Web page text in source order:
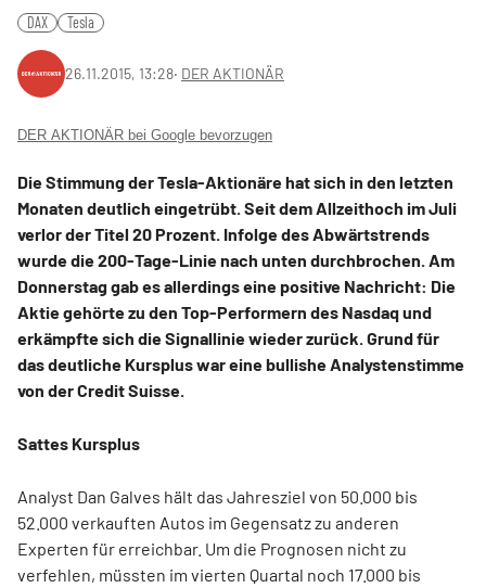
DAX Tesla
26.11.2015, 13:28‧ DER AKTIONÄR
DER AKTIONÄR bei Google bevorzugen
Die Stimmung der Tesla-Aktionäre hat sich in den letzten
Monaten deutlich eingetrübt. Seit dem Allzeithoch im Juli
verlor der Titel 20 Prozent. Infolge des Abwärtstrends
wurde die 200-Tage-Linie nach unten durchbrochen. Am
Donnerstag gab es allerdings eine positive Nachricht: Die
Aktie gehörte zu den Top-Performern des Nasdaq und
erkämpfte sich die Signallinie wieder zurück. Grund für
das deutliche Kursplus war eine bullishe Analystenstimme
von der Credit Suisse.
Sattes Kursplus
Analyst Dan Galves hält das Jahresziel von 50.000 bis
52.000 verkauften Autos im Gegensatz zu anderen
Experten für erreichbar. Um die Prognosen nicht zu
verfehlen, müssten im vierten Quartal noch 17.000 bis